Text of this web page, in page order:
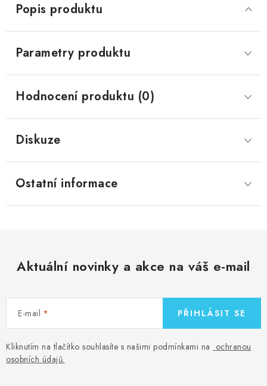
Popis produktu
Parametry produktu
Hodnocení produktu (0)
Diskuze
Ostatní informace
Aktuální novinky a akce na váš e-mail
E-mail
Kliknutím na tlačítko souhlasíte s našimi podmínkami na ochranou
osobních údajů.
PŘIHLÁSIT SE